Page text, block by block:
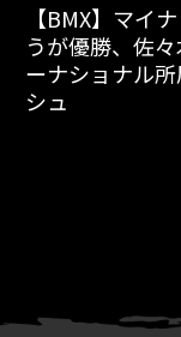
【BMX】マイ
うが優勝、佐
ーナショナル
シュ